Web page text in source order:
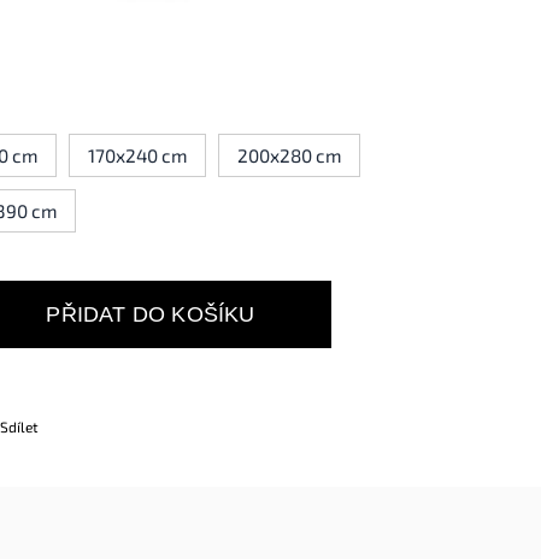
cm 170x240 cm 200x280 cm
cm
PŘIDAT DO KOŠÍKU
Sdílet